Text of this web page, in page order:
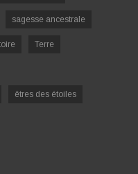
sagesse ancestrale
Terre
êtres des étoiles